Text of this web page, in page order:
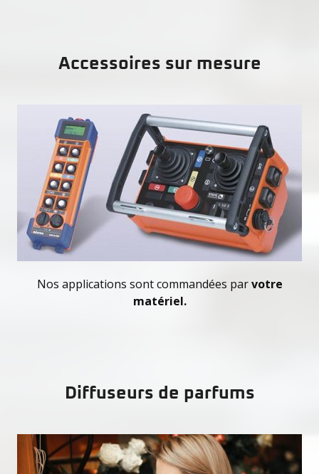
Accessoires sur mesure
Nos applications sont commandées parvotre
matériel.
Diffuseurs de parfums